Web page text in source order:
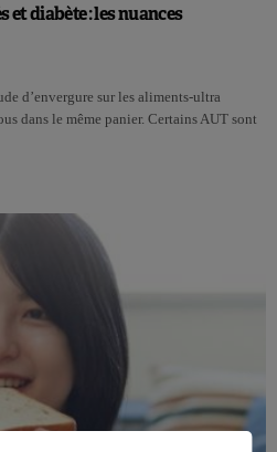
diabète : les nuances
d’envergure sur les aliments-ultra
dans le même panier. Certains AUT sont